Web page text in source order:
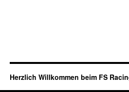
Herzlich Willkommen beim FS